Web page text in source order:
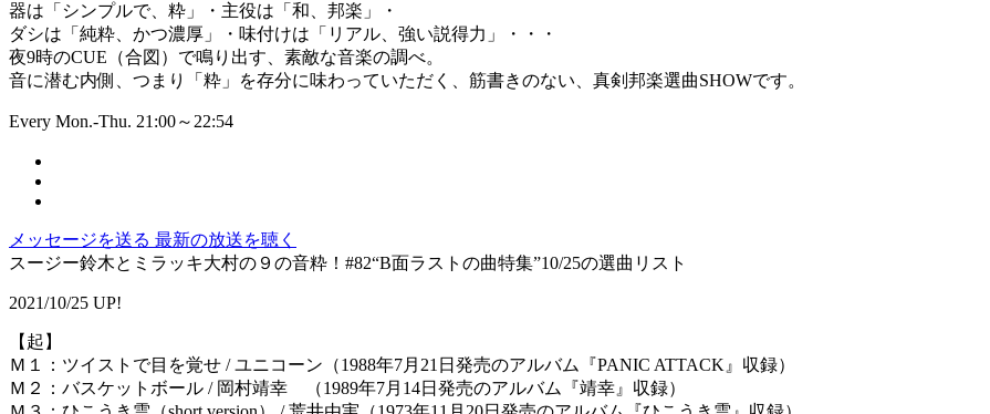
器は「シンプルで、粋」・主役は「和、邦楽」・
ダシは「純粋、かつ濃厚」・味付けは「リアル、強い説得力」・・・
夜9時のCUE（合図）で鳴り出す、素敵な音楽の調べ。
音に潜む内側、つまり「粋」を存分に味わっていただく、筋書きのない、真剣邦楽選曲SHOWです。
Every Mon.-Thu. 21:00～22:54
メッセージを送る 最新の放送を聴く
スージー鈴木とミラッキ大村の９の音粋！#82“B面ラストの曲特集”10/25の選曲リスト
2021/10/25 UP!
【起】
Ｍ１：ツイストで目を覚せ / ユニコーン（1988年7月21日発売のアルバム『PANIC ATTACK』収録）
Ｍ２：バスケットボール / 岡村靖幸 （1989年7月14日発売のアルバム『靖幸』収録）